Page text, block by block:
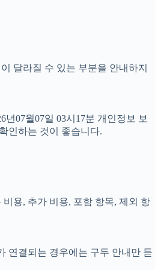
달라질 수 있는 부분을 안내하지
07월07일 03시17분 개인정보 보
인하는 것이 좋습니다.
용, 추가 비용, 포함 항목, 제외 항
연결되는 경우에는 구두 안내만 듣